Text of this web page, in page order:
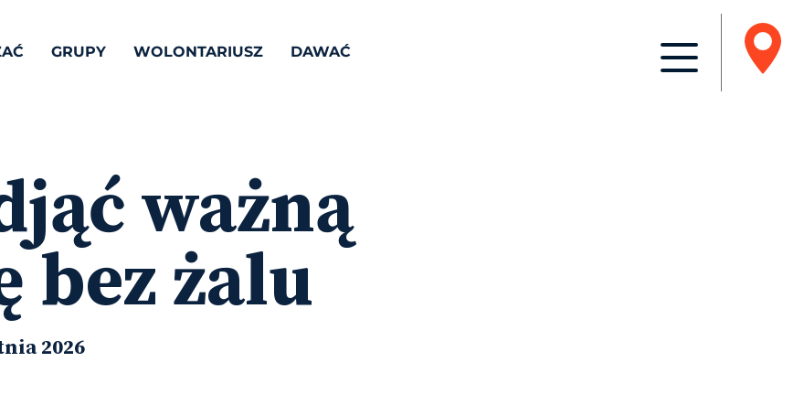
GRUPY WOLONTARIUSZ DAWAĆ
ważną
bez żalu
2026